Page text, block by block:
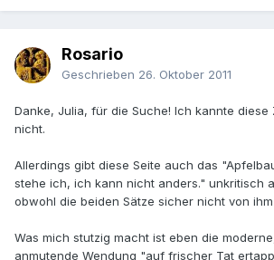
Rosario
Geschrieben 26. Oktober 2011
Danke, Julia, für die Suche! Ich kannte diese
nicht.
Allerdings gibt diese Seite auch das
stehe ich, ich kann nicht anders." unkritisch
obwohl die beiden Sätze sicher nicht von ihm
Was mich stutzig macht ist eben die
anmutende Wendung "auf frischer Tat